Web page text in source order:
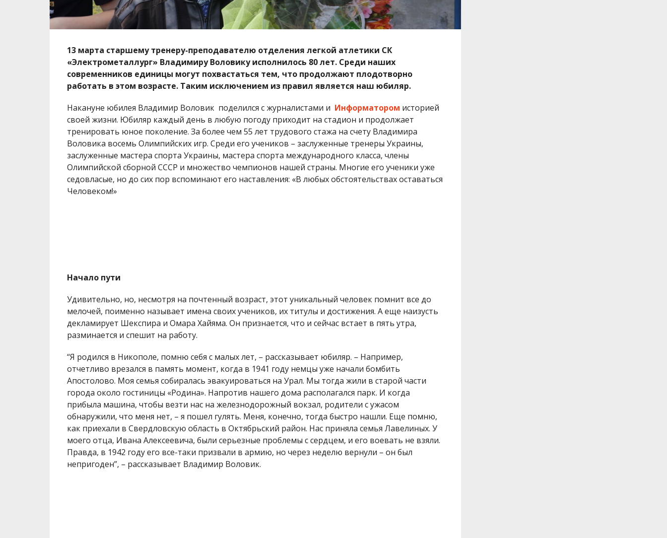
13 марта старшему тренеру-преподавателю отделения легкой атлетики СК
«Электрометаллург» Владимиру Воловику исполнилось 80 лет. Среди наших
современников единицы могут похвастаться тем, что продолжают плодотворно
работать в этом возрасте. Таким исключением из правил является наш юбиляр.
Накануне юбилея Владимир Воловик поделился с журналистами и Информатором историей
своей жизни. Юбиляр каждый день в любую погоду приходит на стадион и продолжает
тренировать юное поколение. За более чем 55 лет трудового стажа на счету Владимира
Воловика восемь Олимпийских игр. Среди его учеников – заслуженные тренеры Украины,
заслуженные мастера спорта Украины, мастера спорта международного класса, члены
Олимпийской сборной СССР и множество чемпионов нашей страны. Многие его ученики уже
седовласые, но до сих пор вспоминают его наставления: «В любых обстоятельствах оставаться
Человеком!»
Начало пути
Удивительно, но, несмотря на почтенный возраст, этот уникальный человек помнит все до
мелочей, поименно называет имена своих учеников, их титулы и достижения. А еще наизусть
декламирует Шекспира и Омара Хайяма. Он признается, что и сейчас встает в пять утра,
разминается и спешит на работу.
“Я родился в Никополе, помню себя с малых лет, – рассказывает юбиляр. – Например,
отчетливо врезался в память момент, когда в 1941 году немцы уже начали бомбить
Апостолово. Моя семья собиралась эвакуироваться на Урал. Мы тогда жили в старой части
города около гостиницы «Родина». Напротив нашего дома располагался парк. И когда
прибыла машина, чтобы везти нас на железнодорожный вокзал, родители с ужасом
обнаружили, что меня нет, – я пошел гулять. Меня, конечно, тогда быстро нашли. Еще помню,
как приехали в Свердловскую область в Октябрьский район. Нас приняла семья Лавелиных. У
моего отца, Ивана Алексеевича, были серьезные проблемы с сердцем, и его воевать не взяли.
Правда, в 1942 году его все-таки призвали в армию, но через неделю вернули – он был
непригоден”, – рассказывает Владимир Воловик.